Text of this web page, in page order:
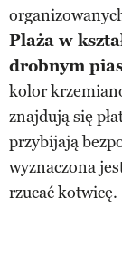
Plaża w
drobnym
kolor
znajdują się
przybijają
wyznaczona
rzucać kotwicę.